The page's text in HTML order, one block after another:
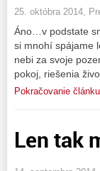
25. októbra 2014,
Áno…v podstate
si mnohí spájame
nebi za svoje
pokoj, riešenia
Pokračovanie článku
Len tak